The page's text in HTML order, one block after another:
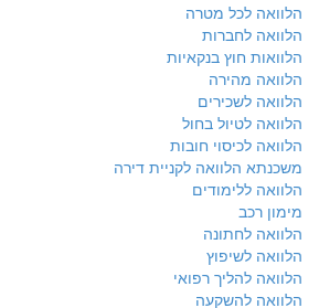
הלוואה לכל מטרה
הלוואה לחברות
הלוואות חוץ בנקאיות
הלוואה מהירה
הלוואה לשכירים
הלוואה לטיול בחול
הלוואה לכיסוי חובות
משכנתא הלוואה לקניית דירה
הלוואה ללימודים
מימון רכב
הלוואה לחתונה
הלוואה לשיפוץ
הלוואה להליך רפואי
הלוואה להשקעה